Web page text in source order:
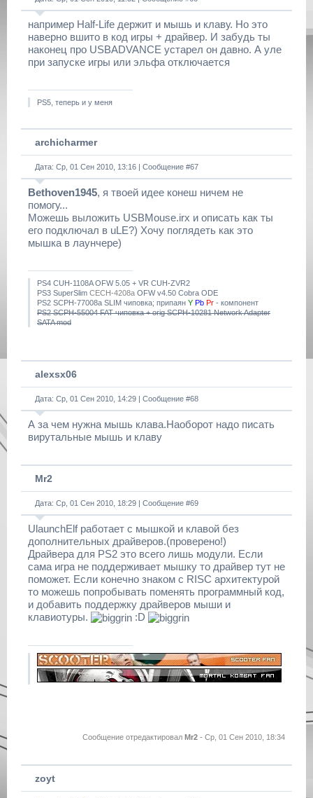
например Half-Life держит и мышь и клаву. Но это
наверно вшито в код игры + драйвер. И забудь ты
наконец про USBADVANCE устарел он давно. А уле
при запуске игры или эльфа отключается
PS5, теперь и у меня
archicharmer
Дата: Ср, 01 Сен 2010, 13:16 | Сообщение #67
Bethoven1945, я твоей идее конеш ничем не
помогу...
Можешь выложить USBMouse.irx и описать как ты
его подключал в uLE?) Хочу поглядеть как это
мышка в лаунчере)
PS4 CUH-1108A OFW 5.05 + VR CUH-ZVR2
PS3 SuperSlim CECH-4208a OFW v4.50 Cobra ODE
PS2 SCPH-77008a SLIM чиповка; припаян Y Pb Pr - компонент
PS2 SCPH-55004 FAT чиповка + orig SCPH-10281 Network Adapter
SATA mod
alexsx06
Дата: Ср, 01 Сен 2010, 14:29 | Сообщение #68
А за чем нужна мышь клава.Наоборот надо писать
вирутальные мышь и клаву
Mr2
Дата: Ср, 01 Сен 2010, 18:29 | Сообщение #69
UlaunchElf работает с мышкой и клавой без
дополнительных драйверов.(проверено!)
Драйвера для PS2 это всего лишь модули. Если
сама игра не поддерживает мышку то драйвер тут не
поможет. Если конечно знаком с RISC архитектурой
то можешь попробывать поменять программный код,
и добавить поддержку драйверов мыши и
клавиотуры.
:D
Сообщение отредактировал Mr2 - Ср, 01 Сен 2010, 18:34
zoyt